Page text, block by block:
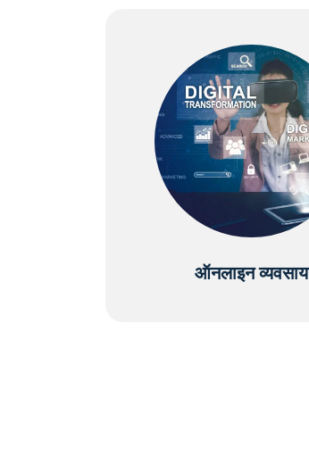
ऑनलाइन व्यवसाय